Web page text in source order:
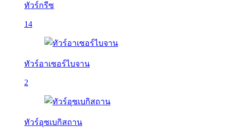
ทัวร์กรีซ
14
ทัวร์อาเซอร์ไบจาน
2
ทัวร์อุซเบกิสถาน